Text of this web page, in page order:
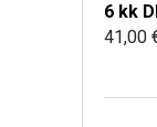
6 kk
41,00